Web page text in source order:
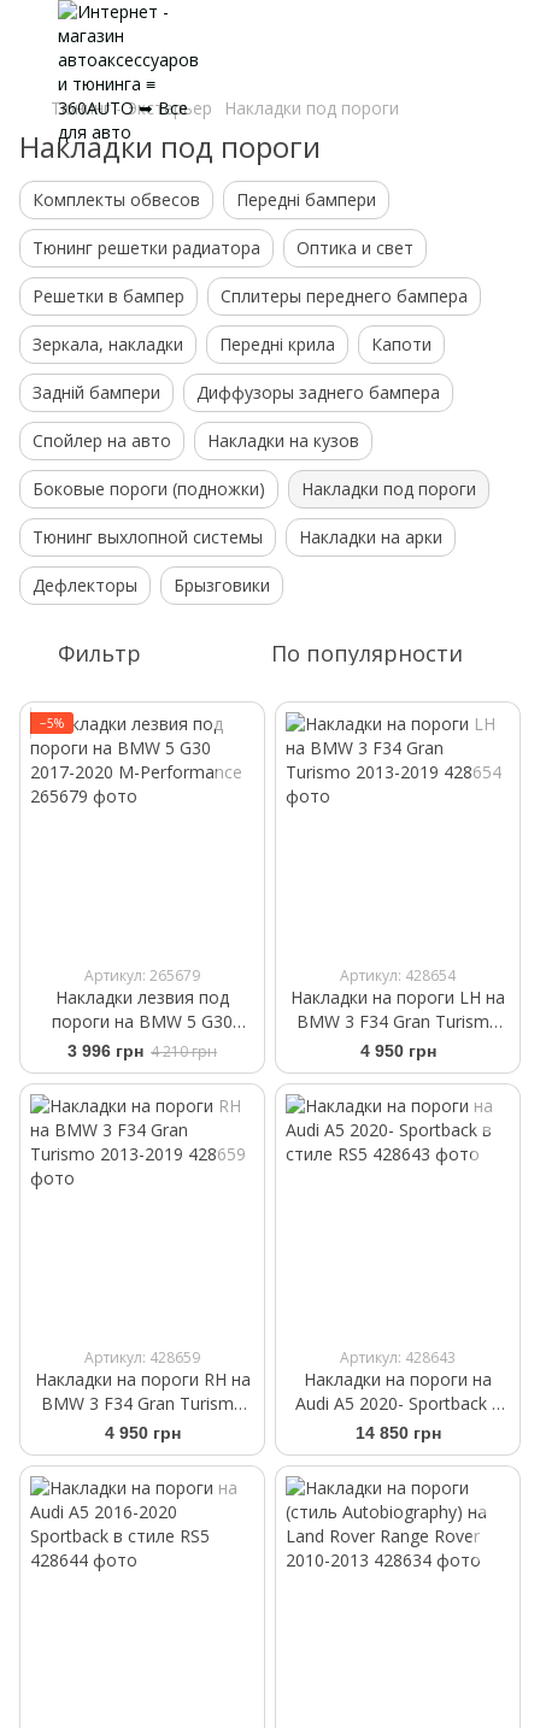
Тюнинг - Экстерьер Накладки под пороги
Накладки под пороги
Комплекты обвесов Передні бампери
Тюнинг решетки радиатора Оптика и свет
Решетки в бампер Сплитеры переднего бампера
Зеркала, накладки Передні крила Капоти
Задній бампери Диффузоры заднего бампера
Спойлер на авто Накладки на кузов
Боковые пороги (подножки) Накладки под пороги
Тюнинг выхлопной системы Накладки на арки
Дефлекторы Брызговики
Фильтр По популярности
−5%
Артикул: 265679
Накладки лезвия под
пороги на BMW 5 G30
2017-2020 M-Performance
3 996 грн 4 210 грн
Артикул: 428654
Накладки на пороги LH на
BMW 3 F34 Gran Turismo
2013-2019
4 950 грн
Артикул: 428659
Накладки на пороги RH на
BMW 3 F34 Gran Turismo
2013-2019
4 950 грн
Артикул: 428643
Накладки на пороги на
Audi A5 2020- Sportback в
стиле RS5
14 850 грн